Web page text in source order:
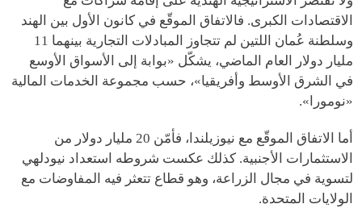
الاقتصادات الكبرى. فالاتفاق الموقّع في كانون الأول بين الهند
وسلطنة عُمان اللتين لم تتجاوز المبادلات التجارية بينهما 11
مليار دولار العام الماضي، يشكّل «بوابة إلى الأسواق الأوسع
في الشرق الأوسط وأفريقيا»، حسب مجموعة الخدمات المالية
«نومورا».
أما الاتفاق الموقّع مع نيوزيلندا، فأمّن 20 مليار دولار من
الاستثمارات الأجنبية. كذلك عكست شروطه استعداد نيودلهي
لتسوية في مجال الزراعة، وهو قطاع تتعثر فيه المفاوضات مع
الولايات المتحدة.